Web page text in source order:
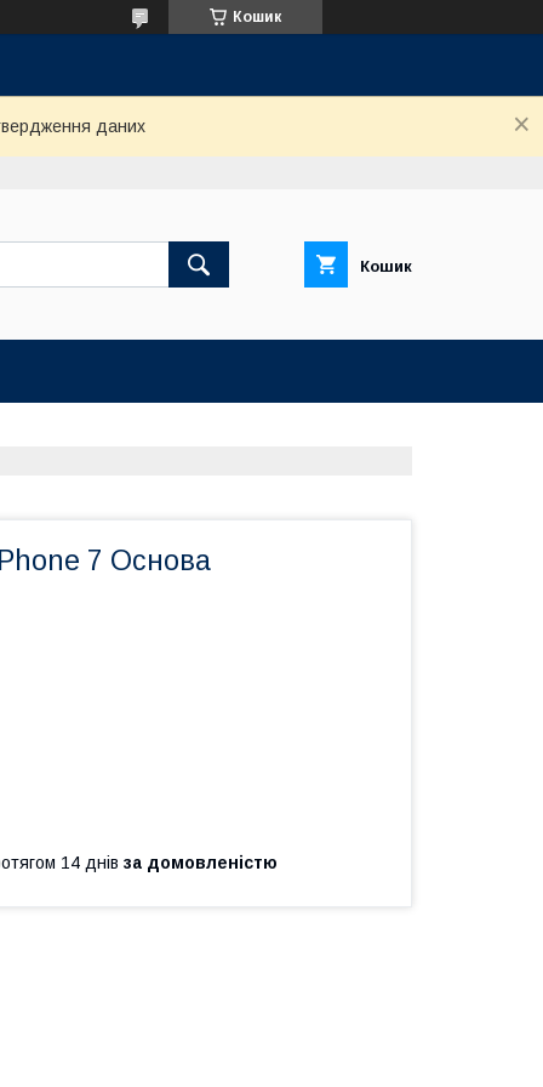
Кошик
даних
Кошик
7 Основа
14 днів за домовленістю